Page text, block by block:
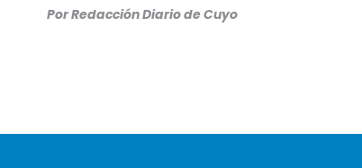
PorRedacción Diario de Cuyo